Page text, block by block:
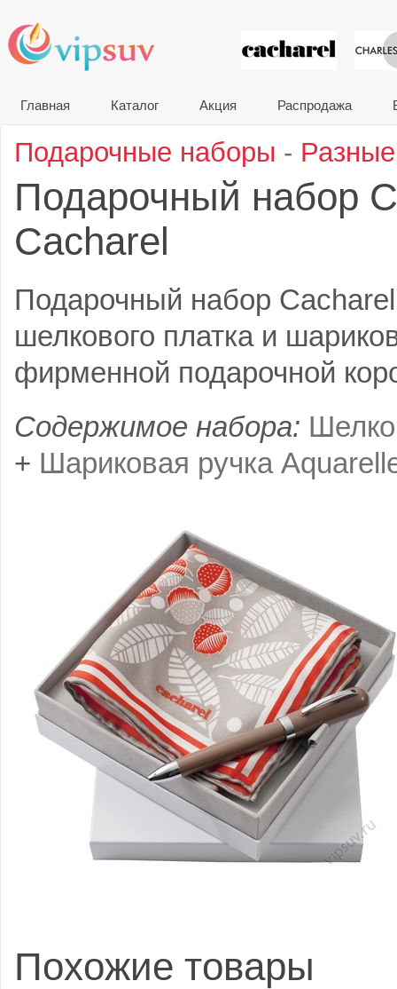
VIP
Главная Каталог Акция Распродажа
Подарочные наборы -
Подарочный набор
Cacharel
Подарочный набор
шелкового платка и
фирменной подарочной
Содержимое набора:
+ Шариковая ручка
Похожие товары